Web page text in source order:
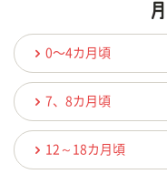
0〜4カ月頃
7、8カ月頃
12～18カ月頃